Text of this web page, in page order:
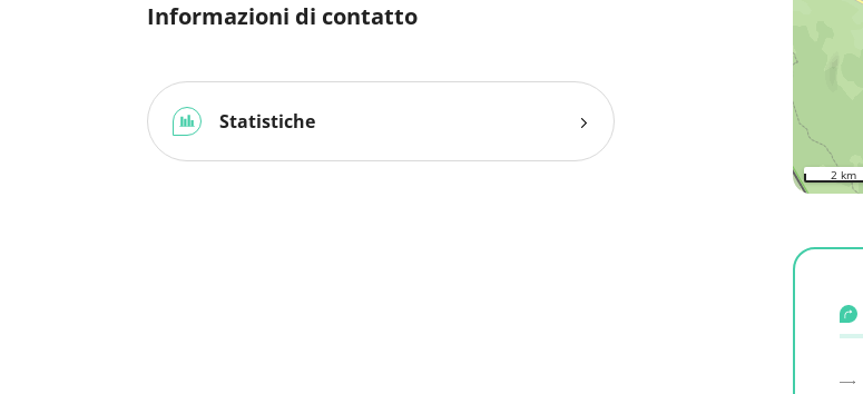
Informazioni di contatto
Statistiche
2 km